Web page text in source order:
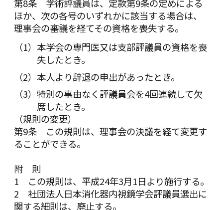
第8条 学術評議員は、定款第9条の定めによる
ほか、次の各号のいずれかに該当する場合は、
理事会の審議を経てその資格を喪失する。
本学会の専門医又は支部評議員の資格を喪
失したとき。
本人より辞退の申出があったとき。
特別の事由なく評議員会を4回連続して欠
席したとき。
（規則の変更）
第9条 この規則は、理事会の決議を経て変更す
ることができる。
附 則
1 この規則は、平成24年3月1日より施行する。
2 社団法人日本消化器内視鏡学会評議員選出に
関する細則は、廃止する。